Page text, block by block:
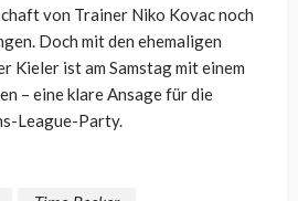
von Trainer Niko Kovac noch
Doch mit den ehemaligen
Kieler ist am Samstag mit einem
– eine klare Ansage für die
League-Party.